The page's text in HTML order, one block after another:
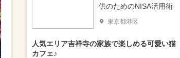
供のためのNISA活用術
東京都港区
人気エリア吉祥寺の家族で楽しめる可愛い猫
カフェ♪